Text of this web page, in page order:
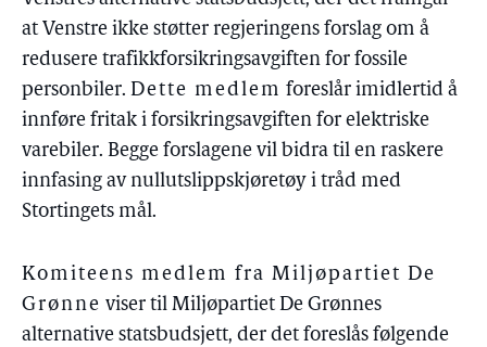
at Venstre ikke støtter regjeringens forslag om å
redusere trafikkforsikringsavgiften for fossile
personbiler. Dette medlem foreslår imidlertid å
innføre fritak i forsikringsavgiften for elektriske
varebiler. Begge forslagene vil bidra til en raskere
innfasing av nullutslippskjøretøy i tråd med
Stortingets mål.
Komiteens medlem fra Miljøpartiet De
Grønne viser til Miljøpartiet De Grønnes
alternative statsbudsjett, der det foreslås følgende